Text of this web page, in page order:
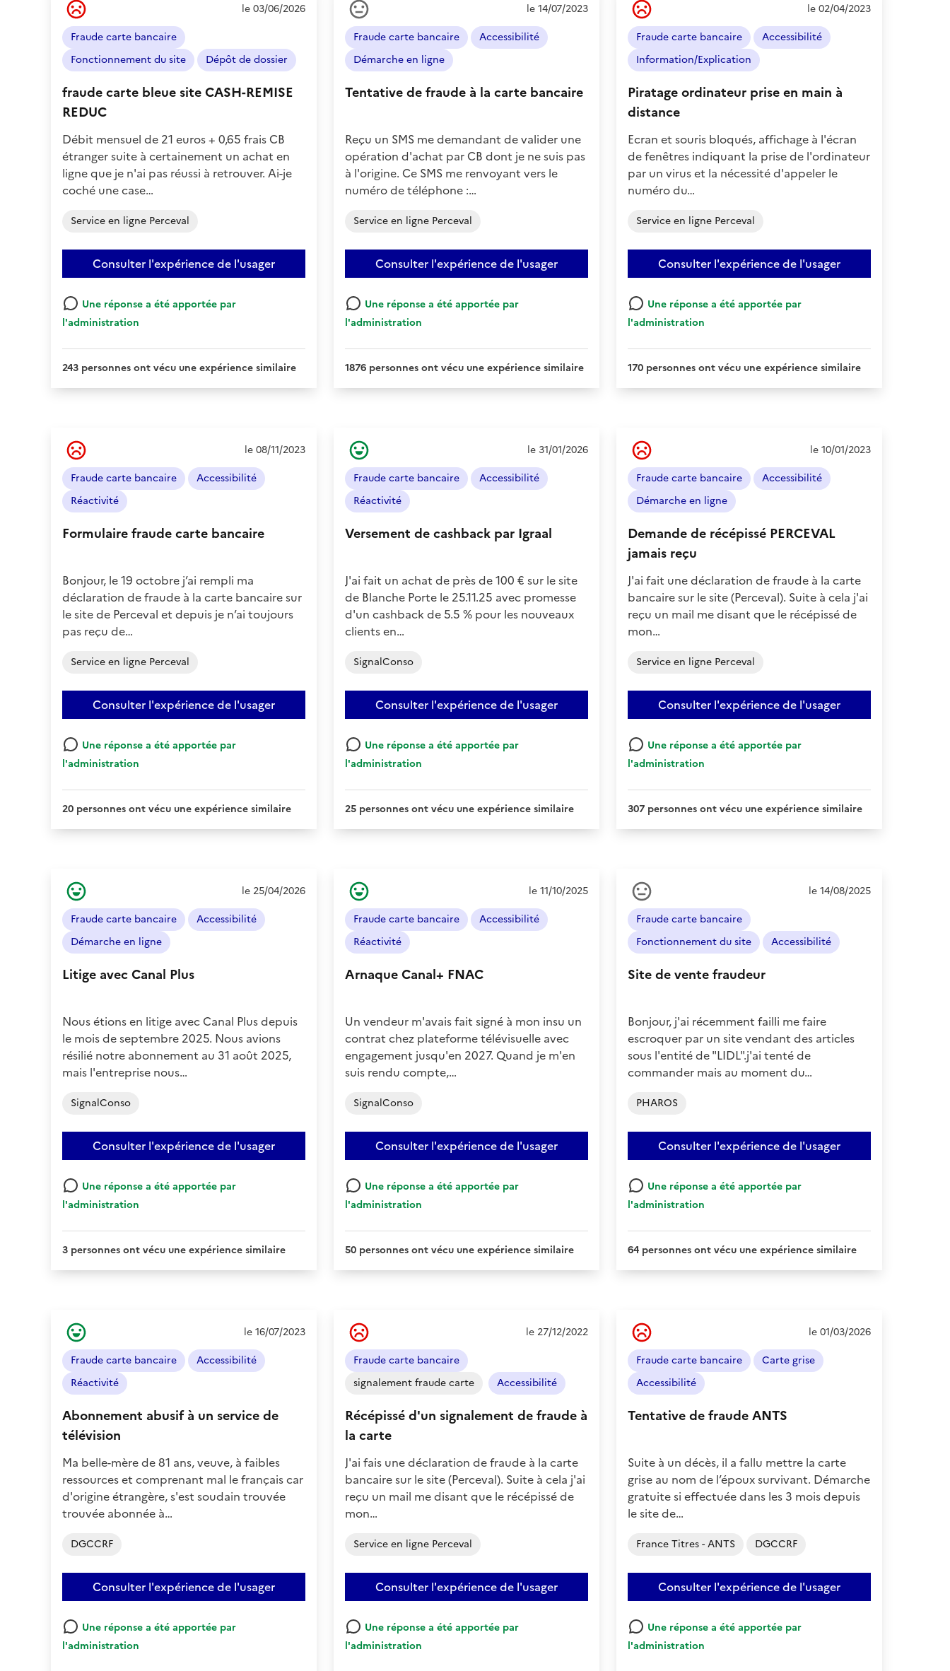
fraude carte bleue site CASH-REMISE
REDUC
l'usager
:
le 03/06/2026
Fraude carte bancaire
Fonctionnement du site
Dépôt de dossier
Débit mensuel de 21 euros + 0,65 frais CB
étranger suite à certainement un achat en
ligne que je n'ai pas réussi à retrouver. Ai-je
coché une case…
Service en ligne Perceval
Consulter l'expérience de l'usager
Une réponse a été apportée par
l'administration
243 personnes ont vécu une expérience similaire
Tentative de fraude à la carte bancaire
l'usager
:
le 14/07/2023
Fraude carte bancaire
Accessibilité
Démarche en ligne
Reçu un SMS me demandant de valider une
opération d'achat par CB dont je ne suis pas
à l'origine. Ce SMS me renvoyant vers le
numéro de téléphone :…
Service en ligne Perceval
Consulter l'expérience de l'usager
Une réponse a été apportée par
l'administration
1876 personnes ont vécu une expérience similaire
Piratage ordinateur prise en main à
distance
l'usager
:
le 02/04/2023
Fraude carte bancaire
Accessibilité
Information/Explication
Ecran et souris bloqués, affichage à l'écran
de fenêtres indiquant la prise de l'ordinateur
par un virus et la nécessité d'appeler le
numéro du…
Service en ligne Perceval
Consulter l'expérience de l'usager
Une réponse a été apportée par
l'administration
170 personnes ont vécu une expérience similaire
Formulaire fraude carte bancaire
l'usager
:
Négatif
le 08/11/2023
Fraude carte bancaire
Accessibilité
Réactivité
Bonjour, le 19 octobre j’ai rempli ma
déclaration de fraude à la carte bancaire sur
le site de Perceval et depuis je n’ai toujours
pas reçu de…
Service en ligne Perceval
Consulter l'expérience de l'usager
Une réponse a été apportée par
l'administration
20 personnes ont vécu une expérience similaire
Versement de cashback par Igraal
l'usager
:
le 31/01/2026
Fraude carte bancaire
Accessibilité
Réactivité
J'ai fait un achat de près de 100 € sur le site
de Blanche Porte le 25.11.25 avec promesse
d'un cashback de 5.5 % pour les nouveaux
clients en…
SignalConso
Consulter l'expérience de l'usager
Une réponse a été apportée par
l'administration
25 personnes ont vécu une expérience similaire
Demande de récépissé PERCEVAL
jamais reçu
l'usager
:
le 10/01/2023
Fraude carte bancaire
Accessibilité
Démarche en ligne
J'ai fait une déclaration de fraude à la carte
bancaire sur le site (Perceval). Suite à cela j'ai
reçu un mail me disant que le récépissé de
mon…
Service en ligne Perceval
Consulter l'expérience de l'usager
Une réponse a été apportée par
l'administration
307 personnes ont vécu une expérience similaire
Litige avec Canal Plus
l'usager
:
le 25/04/2026
Fraude carte bancaire
Accessibilité
Démarche en ligne
Nous étions en litige avec Canal Plus depuis
le mois de septembre 2025. Nous avions
résilié notre abonnement au 31 août 2025,
mais l'entreprise nous…
SignalConso
Consulter l'expérience de l'usager
Une réponse a été apportée par
l'administration
3 personnes ont vécu une expérience similaire
Arnaque Canal+ FNAC
l'usager
:
le 11/10/2025
Fraude carte bancaire
Accessibilité
Réactivité
Un vendeur m'avais fait signé à mon insu un
contrat chez plateforme télévisuelle avec
engagement jusqu'en 2027. Quand je m'en
suis rendu compte,…
SignalConso
Consulter l'expérience de l'usager
Une réponse a été apportée par
l'administration
50 personnes ont vécu une expérience similaire
Site de vente fraudeur
l'usager
:
le 14/08/2025
Fraude carte bancaire
Fonctionnement du site
Accessibilité
Bonjour, j'ai récemment failli me faire
escroquer par un site vendant des articles
sous l'entité de "LIDL".j'ai tenté de
commander mais au moment du…
PHAROS
Consulter l'expérience de l'usager
Une réponse a été apportée par
l'administration
64 personnes ont vécu une expérience similaire
Abonnement abusif à un service de
télévision
l'usager
:
le 16/07/2023
Fraude carte bancaire
Accessibilité
Réactivité
Ma belle-mère de 81 ans, veuve, à faibles
ressources et comprenant mal le français car
d'origine étrangère, s'est soudain trouvée
trouvée abonnée à…
DGCCRF
Consulter l'expérience de l'usager
Une réponse a été apportée par
l'administration
Récépissé d'un signalement de fraude à
la carte
l'usager
:
le 27/12/2022
Fraude carte bancaire
signalement fraude carte
Accessibilité
J'ai fais une déclaration de fraude à la carte
bancaire sur le site (Perceval). Suite à cela j'ai
reçu un mail me disant que le récépissé de
mon…
Service en ligne Perceval
Consulter l'expérience de l'usager
Une réponse a été apportée par
l'administration
Tentative de fraude ANTS
l'usager
:
le 01/03/2026
Fraude carte bancaire
Carte grise
Accessibilité
Suite à un décès, il a fallu mettre la carte
grise au nom de l’époux survivant. Démarche
gratuite si effectuée dans les 3 mois depuis
le site de…
France Titres - ANTS DGCCRF
Consulter l'expérience de l'usager
Une réponse a été apportée par
l'administration